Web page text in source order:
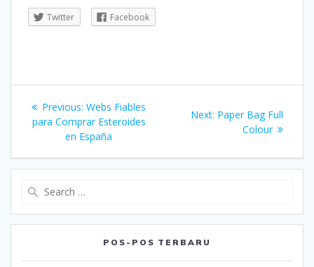
Twitter Facebook
Navigasi
pos
Previous: Previous
post:
Webs Fiables
para Comprar Esteroides
en España
Next: Next
Paper Bag Full
Colour
POS-POS TERBARU